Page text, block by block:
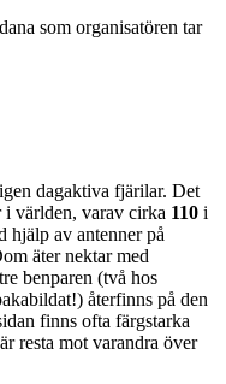
som organisatören tar
dagaktiva fjärilar. Det
i världen, varav cirka 110 i
hjälp av antenner på
äter nektar med
benparen (två hos
återfinns på den
finns ofta färgstarka
resta mot varandra över